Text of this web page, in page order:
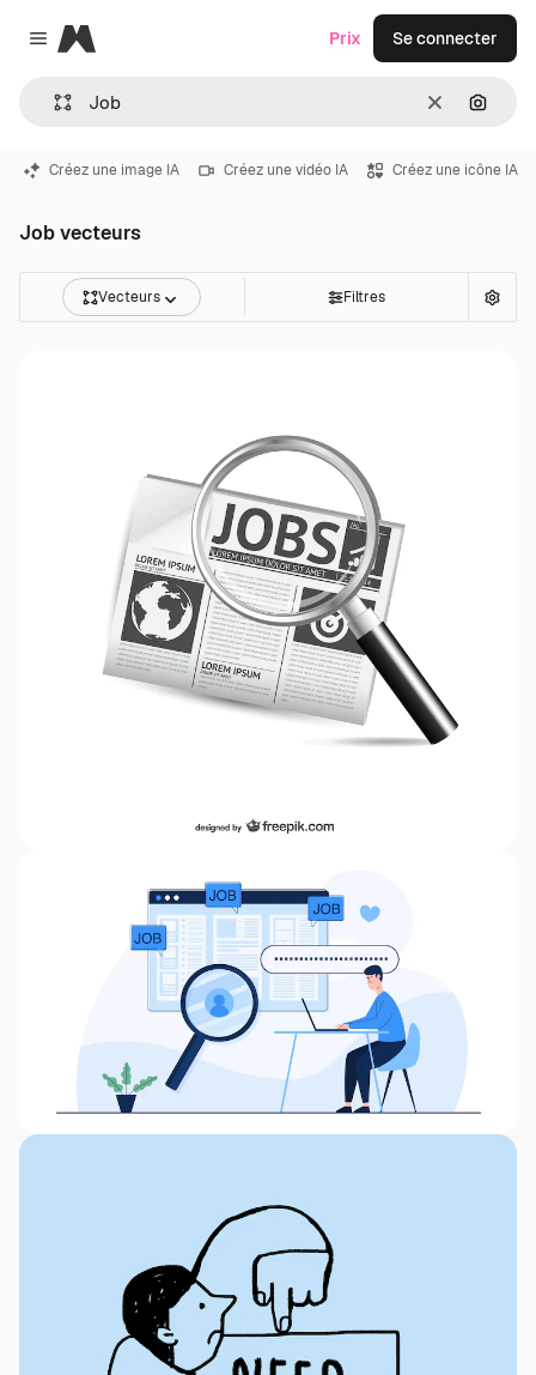
Close menu
Magnific
Effacer
Prix Se connecter
Créez une image IA Créez une vidéo IA Créez une icône IA
Job vecteurs
Vecteurs Filtres